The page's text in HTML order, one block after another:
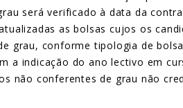
será verificado à data da
as bolsas cujos os
grau, conforme tipologia de
a indicação do ano lectivo em
não conferentes de grau não